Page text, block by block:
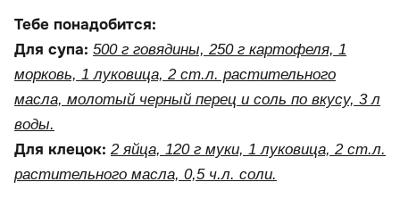
Тебе понадобится:
Для супа: 500 г говядины, 250 г картофеля, 1
морковь, 1 луковица, 2 ст.л. растительного
масла, молотый черный перец и соль по вкусу, 3 л
воды.
Для клецок: 2 яйца, 120 г муки, 1 луковица, 2 ст.л.
растительного масла, 0,5 ч.л. соли.